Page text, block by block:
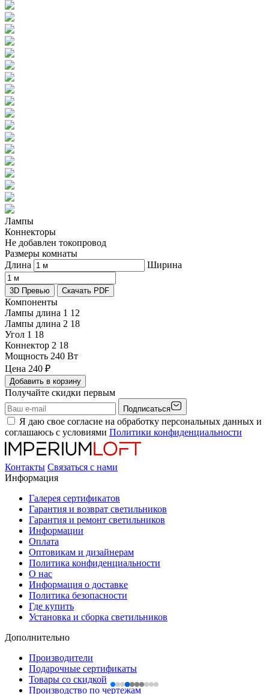
Лампы
Коннекторы
Не добавлен токопровод
Размеры комнаты
Длина
Ширина
3D Превью Скачать PDF
Компоненты
Лампы длина 1 12
Лампы длина 2 18
Угол 1 18
Коннектор 2 18
Мощность 240 Вт
Цена 240 ₽
Добавить в корзину
Получайте скидки первым
Подписаться
Я даю свое согласие на обработку персональных данных и
соглашаюсь с условиями Политики конфиденциальности
Контакты Связаться с нами
Информация
Галерея сертификатов
Гарантия и возврат светильников
Гарантия и ремонт светильников
Информации
Оплата
Оптовикам и дизайнерам
Политика конфиденциальности
О нас
Информация о доставке
Политика безопасности
Где купить
Установка и сборка светильников
Дополнительно
Производители
Подарочные сертификаты
Товары со скидкой
Производство по чертежам